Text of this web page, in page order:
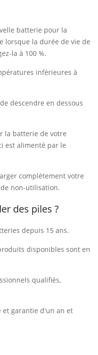
batterie pour la
lorsque la durée de vie de
la à 100 %.
inférieures à
descendre en dessous
la batterie de votre
est alimenté par le
complètement votre
non-utilisation.
des piles ?
depuis 15 ans.
disponibles sont en
qualifiés,
garantie d'un an et